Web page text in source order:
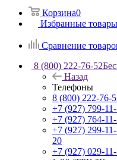
Корзина0
Избранные товары
Сравнение
8 (800) 222-76-52
Назад
Телефоны
8 (800) 222-76-
+7 (927) 799-
+7 (927) 764-
+7 (927) 299-
20
+7 (927) 029-